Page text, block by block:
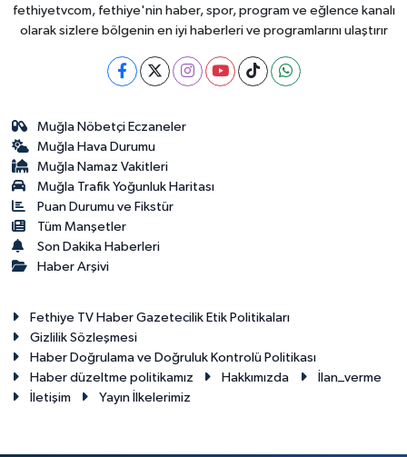
fethiyetvcom, fethiye'nin haber, spor, program ve eğlence kanalı
olarak sizlere bölgenin en iyi haberleri ve programlarını ulaştırır
Muğla Nöbetçi Eczaneler
Muğla Hava Durumu
Muğla Namaz Vakitleri
Muğla Trafik Yoğunluk Haritası
Puan Durumu ve Fikstür
Tüm Manşetler
Son Dakika Haberleri
Haber Arşivi
Fethiye TV Haber Gazetecilik Etik Politikaları
Gizlilik Sözleşmesi
Haber Doğrulama ve Doğruluk Kontrolü Politikası
Haber düzeltme politikamız
Hakkımızda
İlan_verme
İletişim
Yayın İlkelerimiz